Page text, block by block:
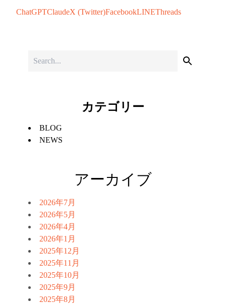
ChatGPTClaudeX (Twitter)FacebookLINEThreads
カテゴリー
BLOG
NEWS
アーカイブ
2026年7月
2026年5月
2026年4月
2026年1月
2025年12月
2025年11月
2025年10月
2025年9月
2025年8月